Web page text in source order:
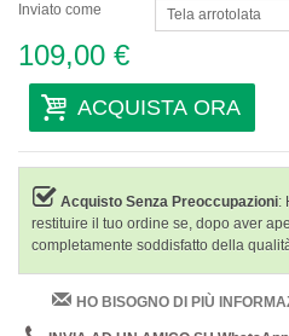
Inviato come Tela arrotolata
109,00 €
ACQUISTA ORA
Acquisto Senza Preoccupazioni:
restituire il tuo ordine se, dopo aver
completamente soddisfatto della
HO BISOGNO DI PIÙ